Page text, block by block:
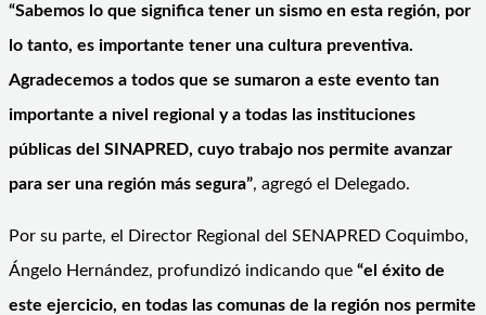
“Sabemos lo que significa tener un sismo en esta región, por
lo tanto, es importante tener una cultura preventiva.
Agradecemos a todos que se sumaron a este evento tan
importante a nivel regional y a todas las instituciones
públicas del SINAPRED, cuyo trabajo nos permite avanzar
para ser una región más segura”, agregó el Delegado.
Por su parte, el Director Regional del SENAPRED Coquimbo,
Ángelo Hernández, profundizó indicando que “el éxito de
este ejercicio, en todas las comunas de la región nos permite